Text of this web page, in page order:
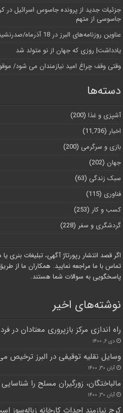
جزئیات جدید از پرونده جاسوس اسرائیل
جاسوسی از متهم
عناوین روزنامه‌های البرز در ‌18 آذرماه/صدرنشینی در ارائه خدمات زایمان بی‌درد
یادداشت| روزی که جهان از نو متولد شد
وقتی وقف چراغ امید نیازمندان می شود/
دسته‌ها
آشپزی و غذا (200)
اخبار (11,736)
بازی و سرگرمی (200)
جهان (202)
سبک زندگی (63)
فناوری (115)
کسب و کار (253)
گردشگری و سفر (228)
اگر قصد انتشار رپورتاژ آگهی، تبلیغات بنری
تماس با ما مراجعه نمایید. همکاران ما از
پاسخگویی به سوالات شما هستند.
نوشته‌های اخیر
راه اندازی مرکز بازپروری معتادان
دی ۶, ۱۴۰۰
وسایل نقلیه توقیفی در البرز ترخیص
آبان ۳۰, ۱۴۰۰
مالباختگان، زورگیران مسلح را
آبان ۳۰, ۱۴۰۰
کرج نیازمند احداث کارخانه زباله‌سوز